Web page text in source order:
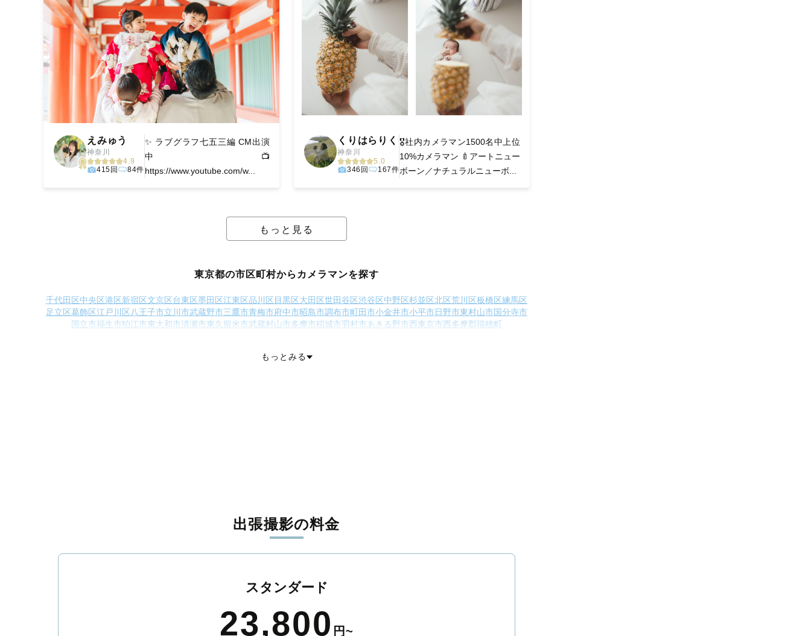
えみゅう
神奈川
4.9
415回
84件
✨ ラブグラフ七五三編 CM出演
中 📺
https://www.youtube.com/w...
くりはらりく
神奈川
5.0
346回
167件
🎖️社内カメラマン1500名中上位
10%カメラマン 🍼アートニュー
ボーン／ナチュラルニューボ...
もっと見る
東京都の市区町村からカメラマンを探す
千代田区中央区港区新宿区文京区台東区墨田区江東区品川区目黒区大田区世田谷区渋谷区中野区杉並区北区荒川区板橋区練馬区
足立区葛飾区江戸川区八王子市立川市武蔵野市三鷹市青梅市府中市昭島市調布市町田市小金井市小平市日野市東村山市国分寺市
国立市福生市狛江市東大和市清瀬市東久留米市武蔵村山市多摩市稲城市羽村市あきる野市西東京市西多摩郡瑞穂町
もっとみる
出張撮影の料金
スタンダード
23,800 円~